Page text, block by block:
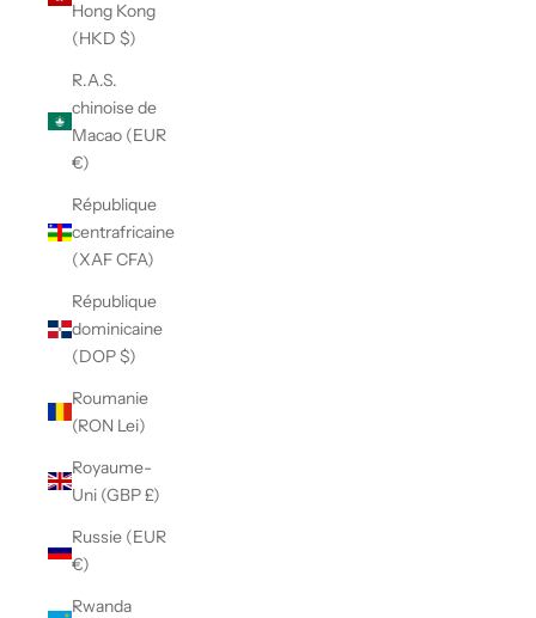
Hong Kong
(HKD $)
R.A.S.
chinoise de
Macao (EUR
€)
République
centrafricaine
(XAF CFA)
République
dominicaine
(DOP $)
Roumanie
(RON Lei)
Royaume-
Uni (GBP £)
Russie (EUR
€)
Rwanda